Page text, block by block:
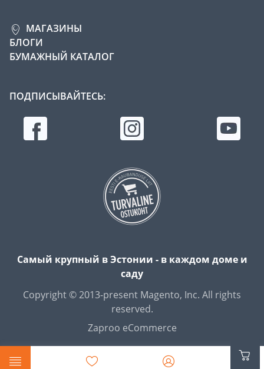
МАГАЗИНЫ
БЛОГИ
БУМАЖНЫЙ КАТАЛОГ
ПОДПИСЫВАЙТЕСЬ:
Самый крупный в Эстонии - в каждом доме и
саду
Copyright © 2013-present Magento, Inc. All rights
reserved.
Zaproo eCommerce